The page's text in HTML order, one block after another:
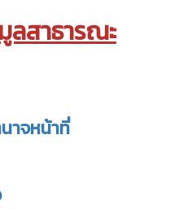
ลสาธารณะ
าจหน้าที่